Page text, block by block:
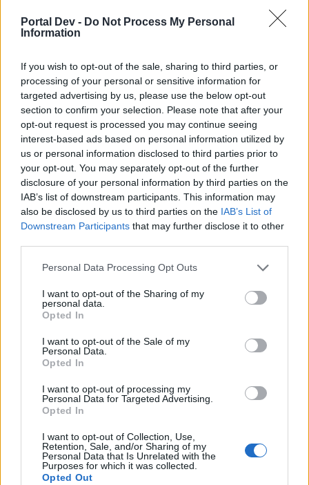
Portal Dev - Do Not Process My Personal
Information
If you wish to opt-out of the sale, sharing to third parties, or
processing of your personal or sensitive information for
targeted advertising by us, please use the below opt-out
section to confirm your selection. Please note that after your
opt-out request is processed you may continue seeing
interest-based ads based on personal information utilized by
us or personal information disclosed to third parties prior to
your opt-out. You may separately opt-out of the further
disclosure of your personal information by third parties on the
IAB’s list of downstream participants. This information may
also be disclosed by us to third parties on the IAB’s List of
Downstream Participants that may further disclose it to other
Personal Data Processing Opt Outs
I want to opt-out of the Sharing of my
personal data.
Opted In
I want to opt-out of the Sale of my
Personal Data.
Opted In
I want to opt-out of processing my
Personal Data for Targeted Advertising.
Opted In
I want to opt-out of Collection, Use,
Retention, Sale, and/or Sharing of my
Personal Data that Is Unrelated with the
Purposes for which it was collected.
Opted Out
Erdmännchen-
Gehege
Laufzeit:
11:20:00 h
3 Dünger
165 TEP
NEU
Nashorngehege
1 Nashorn
16:15:00 h
2 Nashorn
23:30:00 h
960 TEP